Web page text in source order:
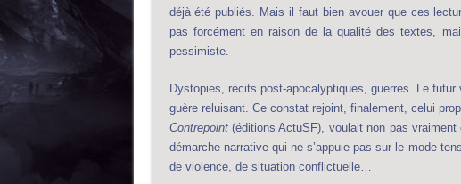
déjà été publiés. Mais il faut bien avouer que ces
pas forcément en raison de la qualité des textes,
pessimiste.
Dystopies, récits post-apocalyptiques, guerres. Le futur
guère reluisant. Ce constat rejoint, finalement, celui
Contrepoint(éditions ActuSF), voulait non pas
démarche narrative qui ne s’appuie pas sur le mode
de violence, de situation conflictuelle…